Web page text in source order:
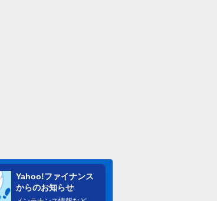
Yahoo!ファイナンス
からのお知らせ